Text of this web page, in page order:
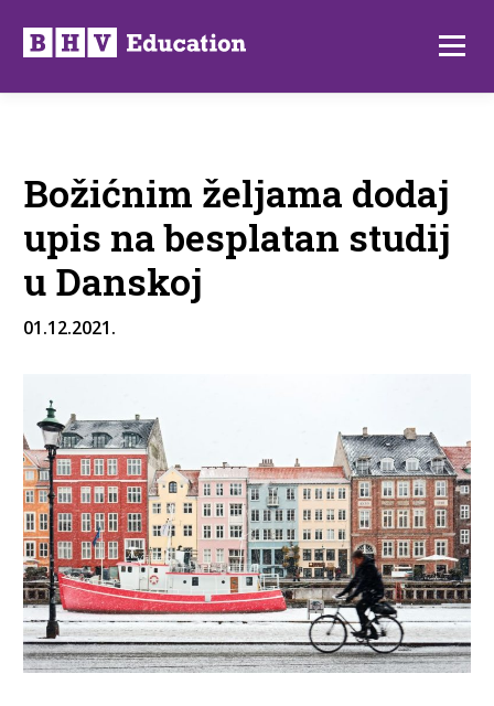
sadržaj
Božićnim željama dodaj
upis na besplatan studij
u Danskoj
01.12.2021.